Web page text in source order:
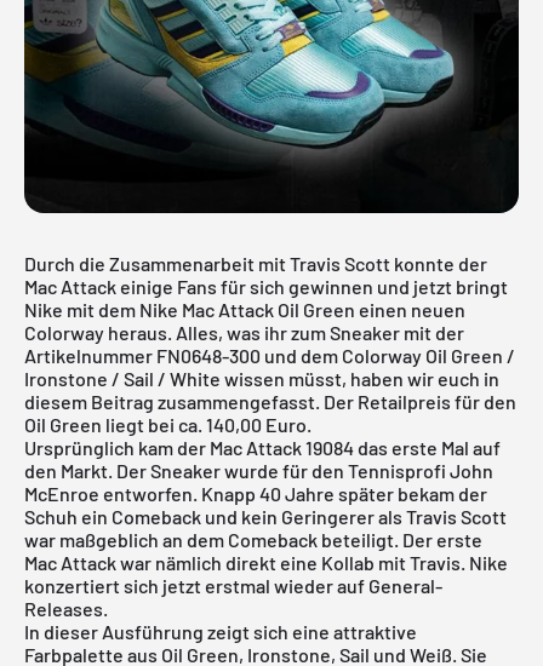
Durch die Zusammenarbeit mit Travis Scott konnte der
Mac Attack einige Fans für sich gewinnen und jetzt bringt
Nike mit dem Nike Mac Attack Oil Green einen neuen
Colorway heraus. Alles, was ihr zum Sneaker mit der
Artikelnummer FN0648-300 und dem Colorway Oil Green /
Ironstone / Sail / White wissen müsst, haben wir euch in
diesem Beitrag zusammengefasst. Der Retailpreis für den
Oil Green liegt bei ca. 140,00 Euro.
Ursprünglich kam der Mac Attack 19084 das erste Mal auf
den Markt. Der Sneaker wurde für den Tennisprofi John
McEnroe entworfen. Knapp 40 Jahre später bekam der
Schuh ein Comeback und kein Geringerer als Travis Scott
war maßgeblich an dem Comeback beteiligt. Der erste
Mac Attack war nämlich direkt eine Kollab mit Travis. Nike
konzertiert sich jetzt erstmal wieder auf General-
Releases.
In dieser Ausführung zeigt sich eine attraktive
Farbpalette aus Oil Green, Ironstone, Sail und Weiß. Sie